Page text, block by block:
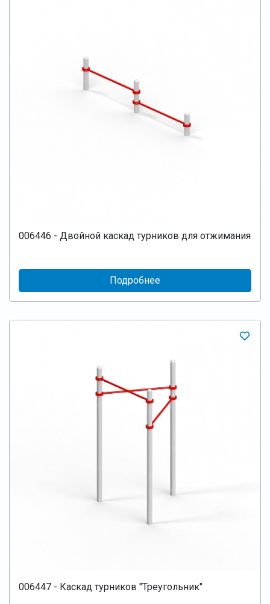
006446 - Двойной каскад турников для отжимания
Подробнее
006447 - Каскад турников "Треугольник"